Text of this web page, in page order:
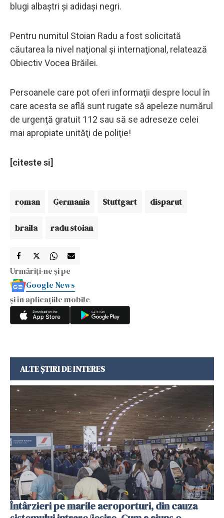
blugi albaştri şi adidaşi negri.
Pentru numitul Stoian Radu a fost solicitată
căutarea la nivel naţional şi internaţional, relatează
Obiectiv Vocea Brăilei.
Persoanele care pot oferi informaţii despre locul în
care acesta se află sunt rugate să apeleze numărul
de urgenţă gratuit 112 sau să se adreseze celei
mai apropiate unităţi de poliţie!
[citeste si]
roman Germania Stuttgart disparut
braila radu stoian
Urmăriți-ne și pe
Google News
și în aplicațiile mobile
ALTE ȘTIRI DE INTERES
Întârzieri pe marile aeroporturi, din cauza